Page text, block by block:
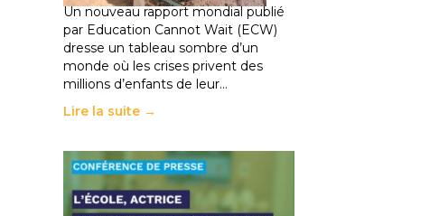
Un nouveau rapport mondial publié
par Education Cannot Wait (ECW)
dresse un tableau sombre d’un
monde où les crises privent des
millions d’enfants de leur…
Lire la suite →